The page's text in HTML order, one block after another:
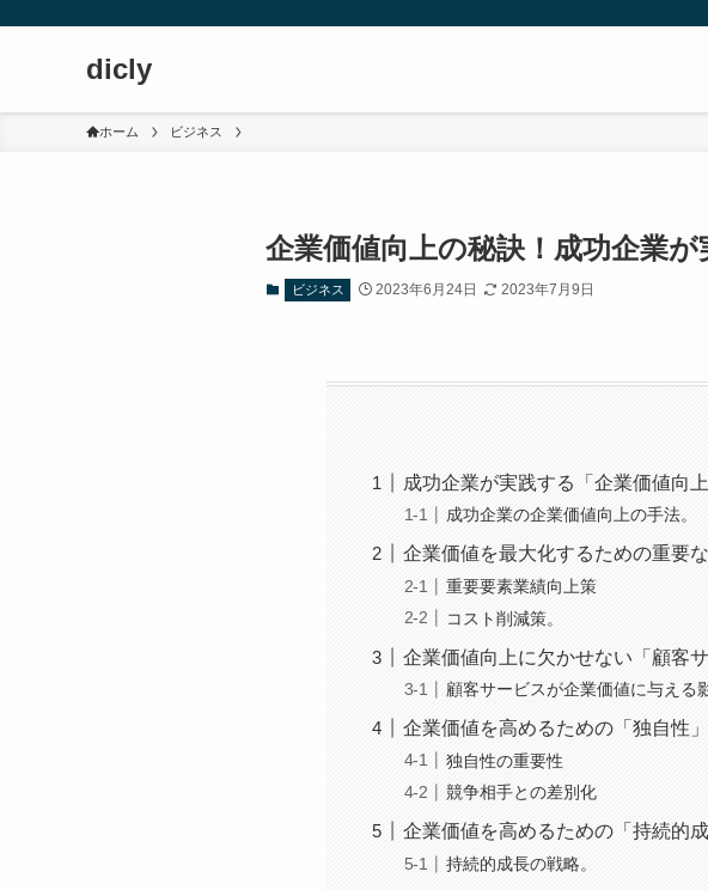
dicly
ホーム ビジネス
企業価値向上の秘訣！成功企業
ビジネス 2023年6月24日 2023年7月9日
成功企業が実践する「企業価値向
成功企業の企業価値向上の手法。
企業価値を最大化するための重要
重要要素業績向上策
コスト削減策。
企業価値向上に欠かせない「顧客
顧客サービスが企業価値に与える
企業価値を高めるための「独自性
独自性の重要性
競争相手との差別化
企業価値を高めるための「持続的
持続的成長の戦略。